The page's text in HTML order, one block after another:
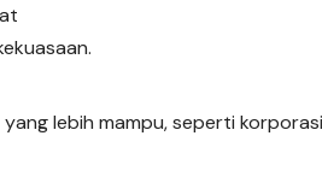
lebih mampu, seperti